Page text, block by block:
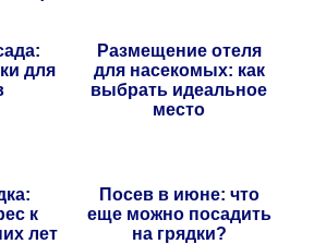
для
Размещение отеля
для насекомых: как
выбрать идеальное
место
к
лет
Посев в июне: что
еще можно посадить
на грядки?